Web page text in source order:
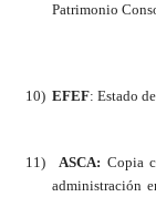
Patrimonio
10) EFEF: Estado
11) ASCA: Copia
administración